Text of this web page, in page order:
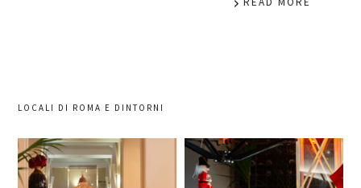
LOCALI DI ROMA E DINTORNI